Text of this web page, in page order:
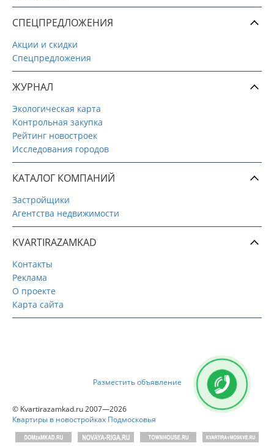
СПЕЦПРЕДЛОЖЕНИЯ
Акции и скидки
Спецпредложения
ЖУРНАЛ
Экологическая карта
Контрольная закупка
Рейтинг новостроек
Исследования городов
КАТАЛОГ КОМПАНИЙ
Застройщики
Агентства недвижимости
KVARTIRAZAMKAD
Контакты
Реклама
О проекте
Карта сайта
Разместить объявление
© Kvartirazamkad.ru 2007—2026
Квартиры в новостройках Подмосковья